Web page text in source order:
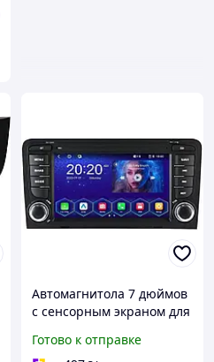
Автомагнитола 7 дюймов
с сенсорным экраном для
поддержкой CarPlay
Готово к отправке